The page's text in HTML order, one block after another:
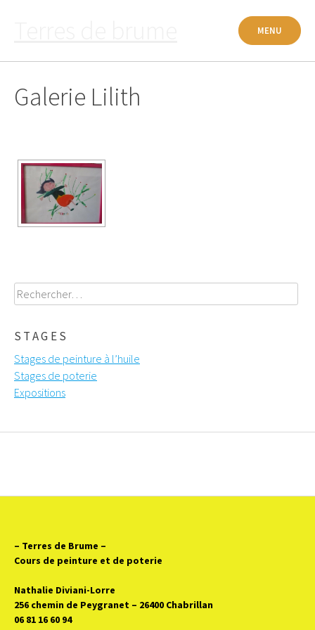
MENU
Galerie Lilith
Rechercher :
STAGES
Stages de peinture à l’huile
Stages de poterie
Expositions
– Terres de Brume –
Cours de peinture et de poterie
Nathalie Diviani-Lorre
256 chemin de Peygranet – 26400 Chabrillan
06 81 16 60 94